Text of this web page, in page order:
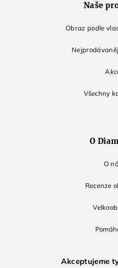
Naše
Obraz podle
Všechny
O
O
Recenze
Akceptujeme